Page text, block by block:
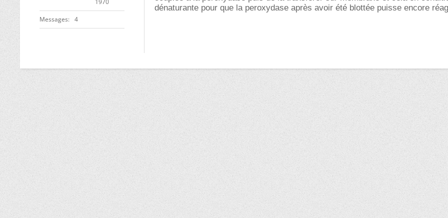
1970
Messages 4
dénaturante pour que la peroxydase après avoir été blottée puisse encore